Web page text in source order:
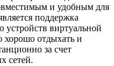
и удобным для
поддержка
виртуальной
хорошо отдыхать и
за счет
сетей.